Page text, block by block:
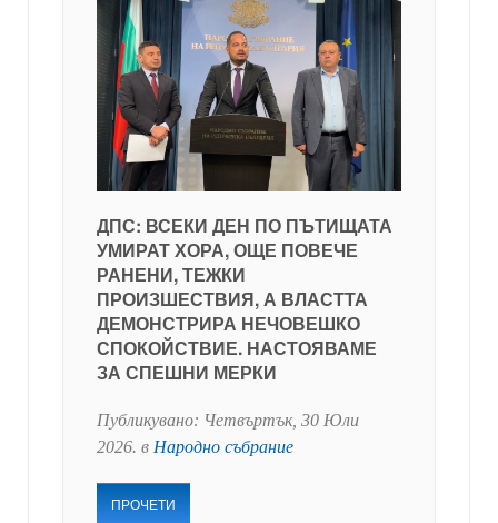
ДПС: ВСЕКИ ДЕН ПО ПЪТИЩАТА
УМИРАТ ХОРА, ОЩЕ ПОВЕЧЕ
РАНЕНИ, ТЕЖКИ
ПРОИЗШЕСТВИЯ, А ВЛАСТТА
ДЕМОНСТРИРА НЕЧОВЕШКО
СПОКОЙСТВИЕ. НАСТОЯВАМЕ
ЗА СПЕШНИ МЕРКИ
Публикувано: Четвъртък, 30 Юли
2026. в Народно събрание
ПРОЧЕТИ